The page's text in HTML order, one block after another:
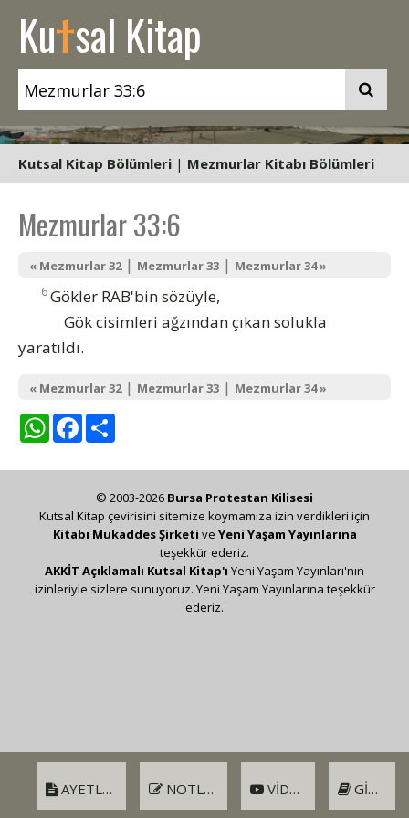
Kutsal Kitap
Kutsal Kitap Bölümleri | Mezmurlar Kitabı Bölümleri
Mezmurlar 33:6
« Mezmurlar 32| Mezmurlar 33 | Mezmurlar 34 »
6Gökler RAB'bin sözüyle,
Gök cisimleri ağzından çıkan solukla
yaratıldı.
« Mezmurlar 32| Mezmurlar 33 | Mezmurlar 34 »
WhatsAppFacebook
AYETLER NOTLAR VIDEO GIRIŞ
© 2003-2026 Bursa Protestan Kilisesi
Kutsal Kitap çevirisini sitemize koymamıza izin verdikleri için
Kitabı Mukaddes Şirketi ve Yeni Yaşam Yayınlarına
teşekkür ederiz.
AKKİT Açıklamalı Kutsal Kitap'ı Yeni Yaşam Yayınları'nın
izinleriyle sizlere sunuyoruz. Yeni Yaşam Yayınlarına teşekkür
ederiz.